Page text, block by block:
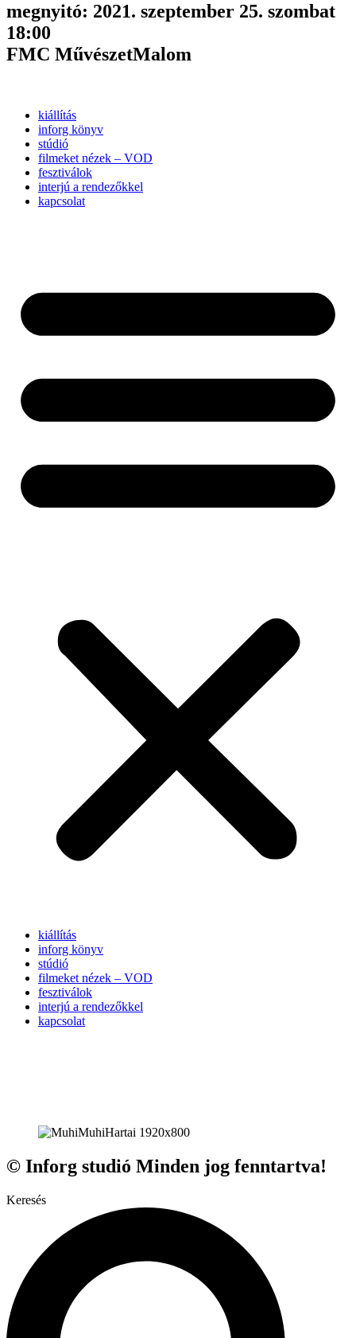
megnyitó: 2021. szeptember 25. szombat
18:00
FMC MűvészetMalom
kiállítás
inforg könyv
stúdió
filmeket nézek – VOD
fesztiválok
interjú a rendezőkkel
kapcsolat
kiállítás
inforg könyv
stúdió
filmeket nézek – VOD
fesztiválok
interjú a rendezőkkel
kapcsolat
© Inforg studió Minden jog fenntartva!
Keresés